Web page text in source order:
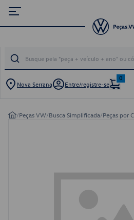
Nova Serrana Entre/registre-se
0
/Peças VW/Busca Simplificada/Peças por